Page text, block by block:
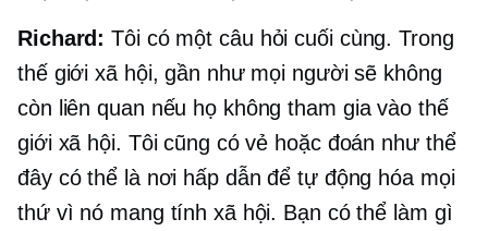
Richard: Tôi có một câu hỏi cuối cùng. Trong
thế giới xã hội, gần như mọi người sẽ không
còn liên quan nếu họ không tham gia vào thế
giới xã hội. Tôi cũng có vẻ hoặc đoán như thể
đây có thể là nơi hấp dẫn để tự động hóa mọi
thứ vì nó mang tính xã hội. Bạn có thể làm gì